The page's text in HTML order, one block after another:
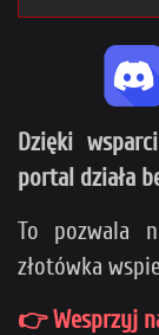
Dzięki
portal działa
To pozwala
złotówka
👉 Wesprzyj